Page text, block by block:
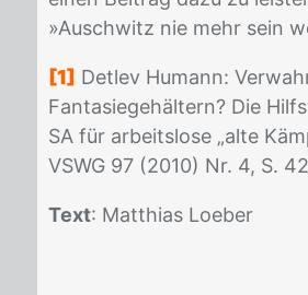
»Ausch­witz nie mehr sein
[1] Det­lev Hu­mann:
Fan­ta­sie­ge­häl­tern? Die
SA für ar­beits­lo­se „alte
VSWG 97 (2010) Nr. 4, S.
Text: Mat­thi­as Lo­eber